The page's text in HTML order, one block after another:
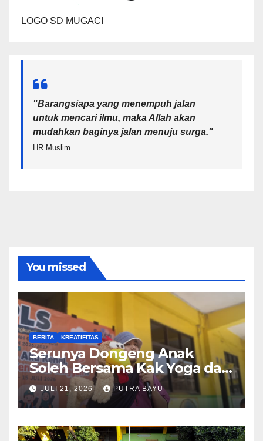
LOGO SD MUGACI
"Barangsiapa yang menempuh jalan
untuk mencari ilmu, maka Allah akan
mudahkan baginya jalan menuju surga."
HR Muslim.
You missed
BERITA KREATIFITAS
Serunya Dongeng Anak
Soleh Bersama Kak Yoga dan
Piko
JULI 21, 2026 PUTRA BAYU